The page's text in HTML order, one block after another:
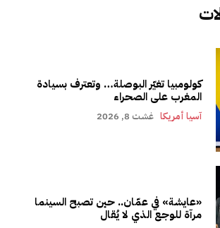
كولومبيا تغيّر البوصلة… وتعترف بسيادة
المغرب على الصحراء
آسيا أمريكا غشت 8, 2026
«عايشة» في عمّان.. حين تصبح السينما
مرآة للوجع الذي لا يُقال